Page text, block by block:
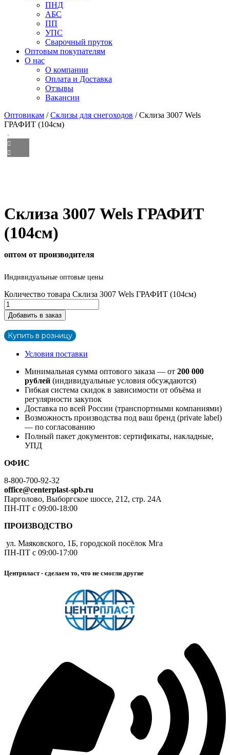
ПНД
АБС
ПП
УПС
Сварочный пруток
Оптовым покупателям
О нас
О компании
Оплата и Доставка
Отзывы
Вакансии
Оптовикам /Склизы для снегоходов / Склиза 3007 Wels
ГРАФИТ (104см)
Склиза 3007 Wels ГРАФИТ
(104см)
оптом от производителя
Индивидуальные оптовые цены
Количество товара Склиза 3007 Wels ГРАФИТ (104см)
Добавить в заказ
Купить в розницу
Условия поставки
Минимальная сумма оптового заказа — от 200 000
рублей (индивидуальные условия обсуждаются)
Гибкая система скидок в зависимости от объёма и
регулярности закупок
Доставка по всей России (транспортными компаниями)
Возможность производства под ваш бренд (private label)
— по согласованию
Полный пакет документов: сертификаты, накладные,
УПД
ОФИС
8-800-700-92-32
office@centerplast-spb.ru
Парголово, Выборгское шоссе, 212, стр. 24А
ПН-ПТ с 09:00-18:00
ПРОИЗВОДСТВО
ул. Маяковского, 1Б, городской посёлок Мга
ПН-ПТ с 09:00-17:00
Центрпласт - сделаем то, что не смогли другие